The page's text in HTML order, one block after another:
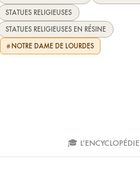
STATUES RELIGIEUSES
STATUES RELIGIEUSES EN RÉSINE
# NOTRE DAME DE LOURDES
🎓 L’ENCYCLOPÉDIE